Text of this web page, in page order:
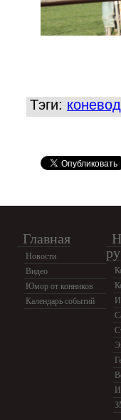
Тэги:
Главная
Новости
Видео
Юмор от конников
Календарь событий